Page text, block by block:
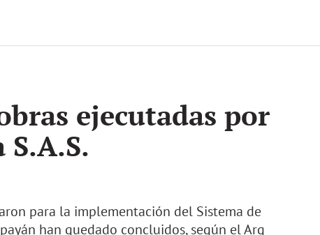
ejecutadas por
para la implementación del Sistema de
han quedado concluidos, según el Arq